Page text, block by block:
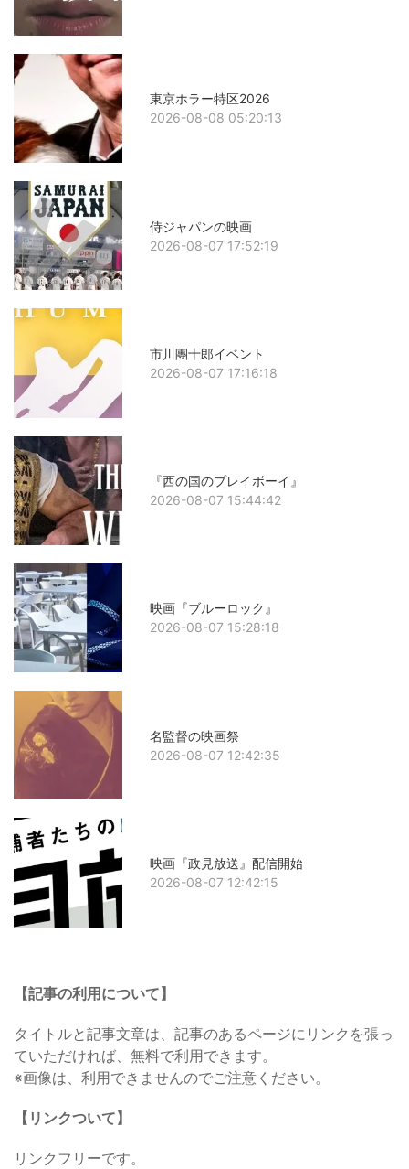
東京ホラー特区2026
2026-08-08 05:20:13
侍ジャパンの映画
2026-08-07 17:52:19
市川團十郎イベント
2026-08-07 17:16:18
『西の国のプレイボーイ』
2026-08-07 15:44:42
映画『ブルーロック』
2026-08-07 15:28:18
名監督の映画祭
2026-08-07 12:42:35
映画『政見放送』配信開始
2026-08-07 12:42:15
【記事の利用について】
タイトルと記事文章は、記事のあるページにリンクを張っ
ていただければ、無料で利用できます。
※画像は、利用できませんのでご注意ください。
【リンクついて】
リンクフリーです。